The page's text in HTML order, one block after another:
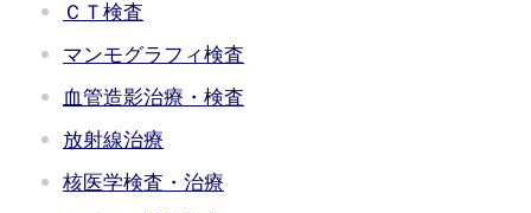
ＣＴ検査
マンモグラフィ検査
血管造影治療・検査
放射線治療
核医学検査・治療